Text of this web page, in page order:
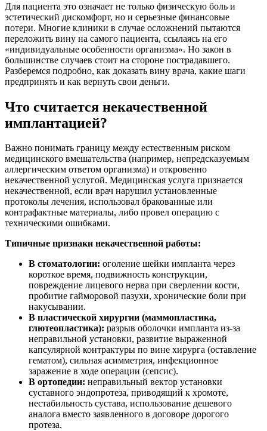
Для пациента это означает не только физическую боль и
эстетический дискомфорт, но и серьезные финансовые
потери. Многие клиники в случае осложнений пытаются
переложить вину на самого пациента, ссылаясь на его
«индивидуальные особенности организма». Но закон в
большинстве случаев стоит на стороне пострадавшего.
Разберемся подробно, как доказать вину врача, какие шаги
предпринять и как вернуть свои деньги.
Что считается некачественной
имплантацией?
Важно понимать границу между естественным риском
медицинского вмешательства (например, непредсказуемым
аллергическим ответом организма) и откровенно
некачественной услугой. Медицинская услуга признается
некачественной, если врач нарушил установленные
протоколы лечения, использовал бракованные или
контрафактные материалы, либо провел операцию с
техническими ошибками.
Типичные признаки некачественной работы:
В стоматологии: оголение шейки импланта через
короткое время, подвижность конструкции,
повреждение лицевого нерва при сверлении кости,
пробитие гайморовой пазухи, хронические боли при
накусывании.
В пластической хирургии (маммопластика,
глютеопластика): разрыв оболочки импланта из-за
неправильной установки, развитие выраженной
капсулярной контрактуры по вине хирурга (оставление
гематом), сильная асимметрия, инфекционное
заражение в ходе операции (сепсис).
В ортопедии: неправильный вектор установки
суставного эндопротеза, приводящий к хромоте,
нестабильность сустава, использование дешевого
аналога вместо заявленного в договоре дорогого
протеза.